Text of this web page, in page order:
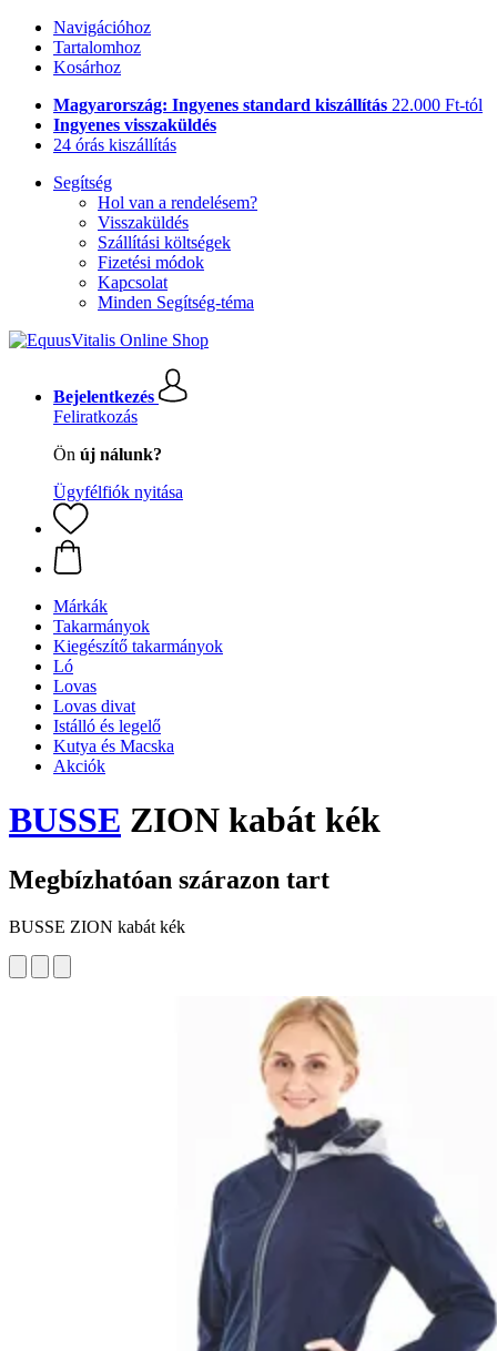
Navigációhoz
Tartalomhoz
Kosárhoz
Magyarország: Ingyenes standard kiszállítás 22.000 Ft-tól
Ingyenes visszaküldés
24 órás kiszállítás
Segítség
Hol van a rendelésem?
Visszaküldés
Szállítási költségek
Fizetési módok
Kapcsolat
Minden Segítség-téma
Bejelentkezés
Feliratkozás
Ön új nálunk?
Ügyfélfiók nyitása
Márkák
Takarmányok
Kiegészítő takarmányok
Ló
Lovas
Lovas divat
Istálló és legelő
Kutya és Macska
Akciók
BUSSE ZION kabát kék
Megbízhatóan szárazon tart
BUSSE ZION kabát kék